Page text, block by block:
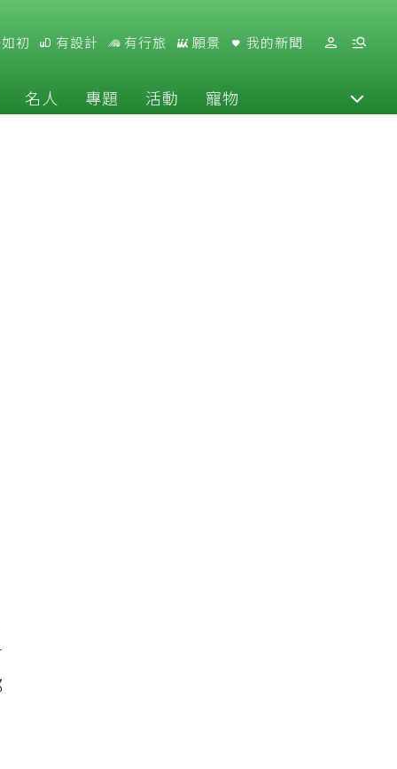
初 有設計 有行旅 願景 我的新聞
名人 專題 活動 寵物